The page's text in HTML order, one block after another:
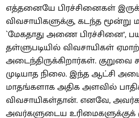
எத்தனையே பிரச்சினைகள்
விவசாயிகளுக்கு, கடந்த மூன்று
`மேகதாது அணை பிரச்சினை’,
தள்ளுபடியில் விவசாயிகள்
அடைந்திருக்கிறார்கள். குறுவை
முடியாத நிலை. இந்த ஆட்சி
மாதங்களாக அதிக அளவில்
விவசாயிகள்தான். எனவே,
அவர்களுடைய உரிமைகளுக்குக்